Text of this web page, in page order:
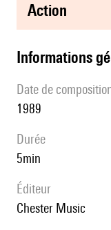
action
informations
date de
1989
durée
5min
éditeur
Chester Music